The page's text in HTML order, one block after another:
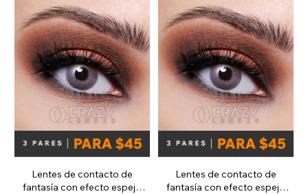
Lentes de contacto de
fantasía con efecto espejo
Lentes de contacto de
fantasía con efecto espejo